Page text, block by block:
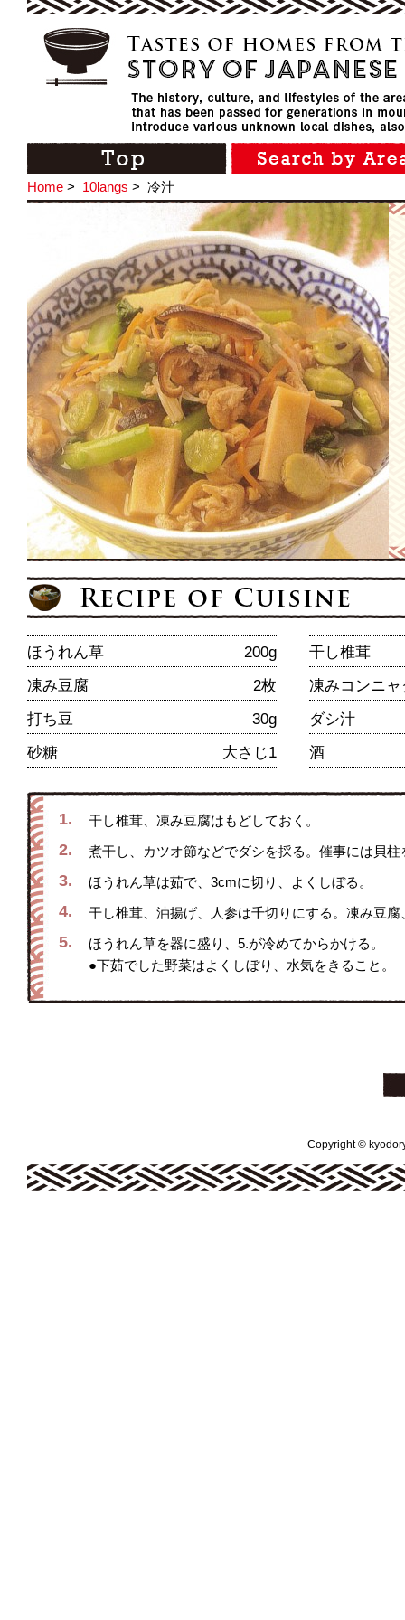
Home > 10langs > 冷汁
ほうれん草 200g
干し椎茸
凍み豆腐
2枚
凍みコンニャ
打ち豆
30g
ダシ汁
砂糖
大さじ1 酒
1. 干し椎茸、凍み豆腐はもどしておく。
2. 煮干し、カツオ節などでダシを採る。催事には貝
3. ほうれん草は茹で、3cmに切り、よくしぼる。
4. 干し椎茸、油揚げ、人参は千切りにする。凍み豆
5.
ほうれん草を器に盛り、5.が冷めてからかける。
●下茹でした野菜はよくしぼり、水気をきること。
Copyright ©